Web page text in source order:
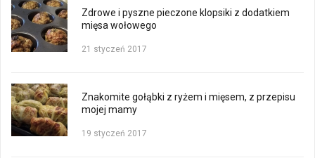
Zdrowe i pyszne pieczone klopsiki z dodatkiem
mięsa wołowego
21 styczeń 2017
Znakomite gołąbki z ryżem i mięsem, z przepisu
mojej mamy
19 styczeń 2017